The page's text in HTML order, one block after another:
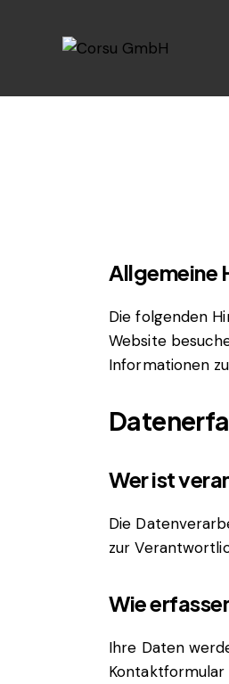
Allgemeine
Die folgenden
Website
Informationen
Wer ist
Die
zur
Wie
Ihre Daten